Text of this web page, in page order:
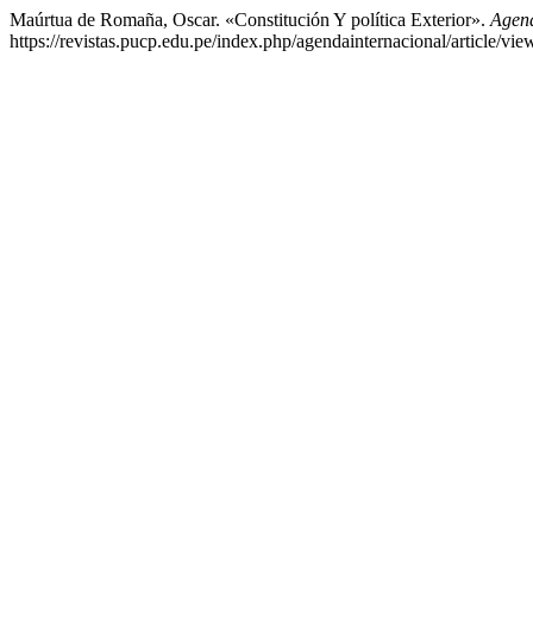
Maúrtua de Romaña, Oscar. «Constitución Y política Exterior».
https://revistas.pucp.edu.pe/index.php/agendainternacional/article/